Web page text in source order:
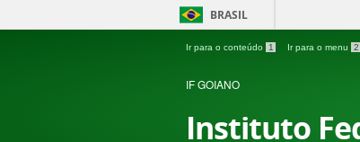
BRASIL
Ir para o conteúdo 1 Ir para o menu 2
IF GOIANO
Instituto